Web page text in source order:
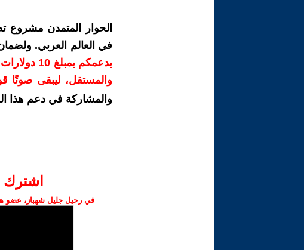
الحوار المتمدن مشروع
في العالم العربي.
بدعمكم
والمستقل، ليبقى صوتًا
والمشاركة في دعم هذا
اشترك
في رحيل جليل شهباز، عضو